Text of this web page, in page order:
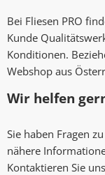
Bei Fliesen PRO
Kunde
Konditionen.
Webshop aus
Wir helfen
Sie haben Fragen
nähere
Kontaktieren Sie